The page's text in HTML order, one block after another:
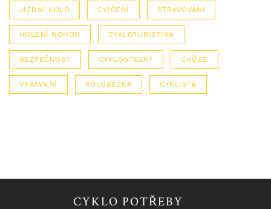
JÍZDNÍ KOLO CVIČENÍ STRAVOVÁNÍ
HOLENÍ NOHOU CYKLOTURISTIKA
BEZPEČNOST CYKLOSTEZKY CHŮZE
VYBAVENÍ KOLOBĚŽKA CYKLISTÉ
CYKLO POTŘEBY